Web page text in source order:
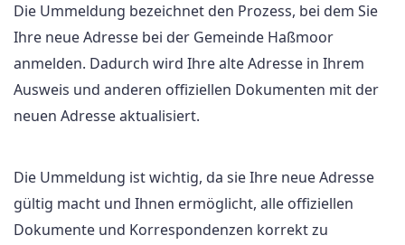
Die Ummeldung bezeichnet den Prozess, bei dem Sie
Ihre neue Adresse bei der Gemeinde Haßmoor
anmelden. Dadurch wird Ihre alte Adresse in Ihrem
Ausweis und anderen offiziellen Dokumenten mit der
neuen Adresse aktualisiert.
Die Ummeldung ist wichtig, da sie Ihre neue Adresse
gültig macht und Ihnen ermöglicht, alle offiziellen
Dokumente und Korrespondenzen korrekt zu